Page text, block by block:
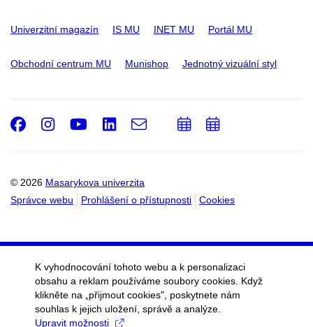
Univerzitní magazín IS MU INET MU Portál MU
Obchodní centrum MU Munishop Jednotný vizuální styl
© 2026 Masarykova univerzita
Správce webu
Prohlášení o přístupnosti Cookies
Facebook
Instagram
Youtube
LinkedIn
e-
PřidatPřidat
K vyhodnocování tohoto webu a k personalizaci
obsahu a reklam používáme soubory cookies. Když
klikněte na „přijmout cookies", poskytnete nám
souhlas k jejich uložení, správě a analýze.
Upravit možnosti